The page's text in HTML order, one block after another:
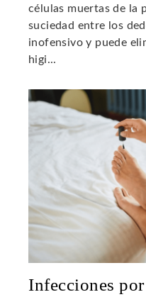
células muertas de la
suciedad entre los
inofensivo y puede
higi...
Infecciones